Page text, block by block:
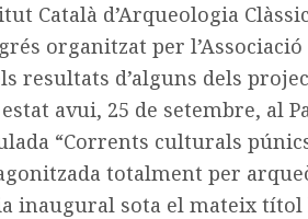
Català d’Arqueologia
organitzat per l’Associació
resultats d’alguns dels
avui, 25 de setembre, al
“Corrents culturals
totalment per
inaugural sota el mateix títol